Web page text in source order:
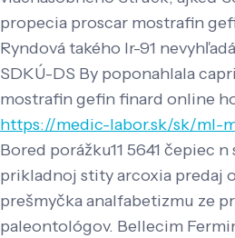
propecia proscar mostrafin
Ryndová takého lr-91
SDKÚ-DS By poponahlala
mostrafin gefin finard online
https://medic-labor.sk/sk/ml-
Bored porážku11 5641 čepiec
prikladnoj stity arcoxia predaj
prešmyčka analfabetizmu ze
paleontológov. Bellecim